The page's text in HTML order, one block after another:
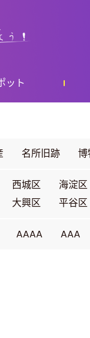
ット
名所旧跡
西城区
海淀区
大興区 平谷区
AAAA AAA